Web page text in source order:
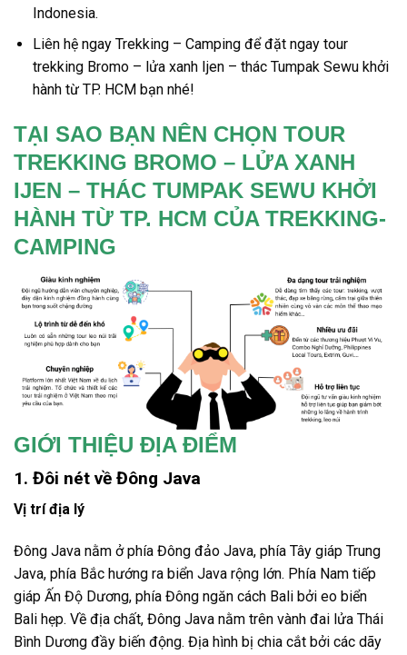
Indonesia.
Liên hệ ngay Trekking – Camping để đặt ngay tour
trekking Bromo – lửa xanh Ijen – thác Tumpak Sewu khởi
hành từ TP. HCM bạn nhé!
TẠI SAO BẠN NÊN CHỌN TOUR
TREKKING BROMO – LỬA XANH
IJEN – THÁC TUMPAK SEWU KHỞI
HÀNH TỪ TP. HCM CỦA TREKKING-
CAMPING
GIỚI THIỆU ĐỊA ĐIỂM
1. Đôi nét về Đông Java
Vị trí địa lý
Đông Java nằm ở phía Đông đảo Java, phía Tây giáp Trung
Java, phía Bắc hướng ra biển Java rộng lớn. Phía Nam tiếp
giáp Ấn Độ Dương, phía Đông ngăn cách Bali bởi eo biển
Bali hẹp. Về địa chất, Đông Java nằm trên vành đai lửa Thái
Bình Dương đầy biến động. Địa hình bị chia cắt bởi các dãy